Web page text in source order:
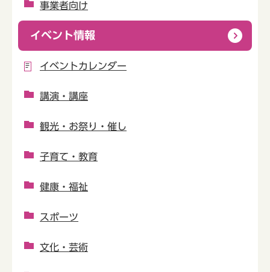
事業者向け
イベント情報
イベントカレンダー
講演・講座
観光・お祭り・催し
子育て・教育
健康・福祉
スポーツ
文化・芸術